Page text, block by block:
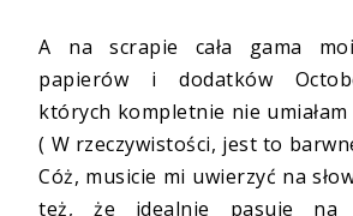
A na scrapie cała gama
papierów i dodatków
których kompletnie nie
( W rzeczywistości, jest to
Cóż, musicie mi uwierzyć na
też, że idealnie pasuje na